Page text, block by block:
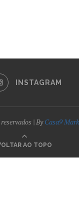
INSTAGRAM
| ByCasa9
AO TOPO